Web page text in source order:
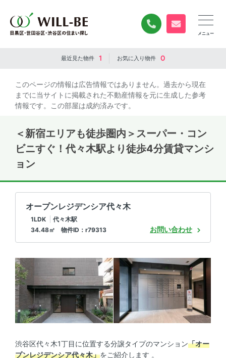
0120-840-834
無料お問い合
最近見た物件 1 お気に入り物件 0
このページの情報は広告情報ではありません。過去から現在
までに当サイトに掲載された不動産情報を元に生成した参考
情報です。この部屋は成約済みです。
＜新宿エリアも徒歩圏内＞スーパー・コン
ビニすぐ！代々木駅より徒歩4分賃貸マンシ
ョン
オープンレジデンシア代々木
1LDK
代々木駅
34.48㎡ 物件ID：r79313
お問い合わせ
渋谷区代々木1丁目に位置する分譲タイプのマンション「オー
プンレジデンシア代々木」をご紹介します 。